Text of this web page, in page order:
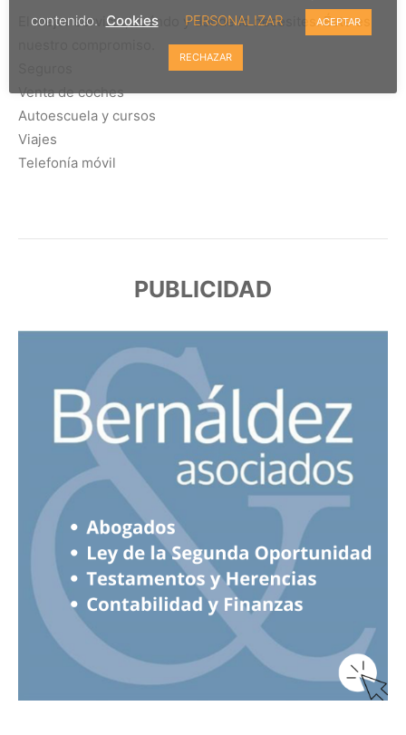
El mejor servicio, cuándo y dónde lo necesites. Éste es
Venta de coches
Autoescuela y cursos
Viajes
Telefonía móvil
PUBLICIDAD
contenido. Cookies PERSONALIZAR ACEPTAR
RECHAZAR